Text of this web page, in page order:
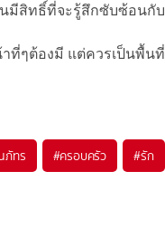
นมีสิทธิ์ที่จะรู้สึกซับซ้อนกั
ที่ๆต้องมี แต่ควรเป็นพื้น
ภัทร #ครอบครัว #รัก